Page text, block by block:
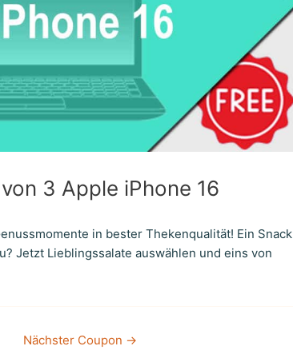
3 Apple iPhone 16
in bester Thekenqualität! Ein Snack
Jetzt Lieblingssalate auswählen und eins von
Nächster Coupon →